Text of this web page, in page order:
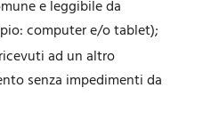
e leggibile da
computer e/o tablet);
ad un altro
senza impedimenti da